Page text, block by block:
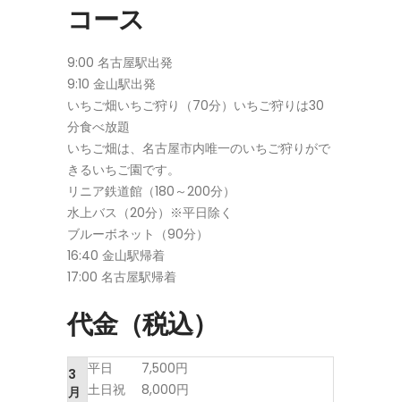
コース
9:00 名古屋駅出発
9:10 金山駅出発
いちご畑いちご狩り（70分）いちご狩りは30
分食べ放題
いちご畑は、名古屋市内唯一のいちご狩りがで
きるいちご園です。
リニア鉄道館（180～200分）
水上バス（20分）※平日除く
ブルーボネット（90分）
16:40 金山駅帰着
17:00 名古屋駅帰着
代金（税込）
3
月
平日 7,500円
土日祝 8,000円